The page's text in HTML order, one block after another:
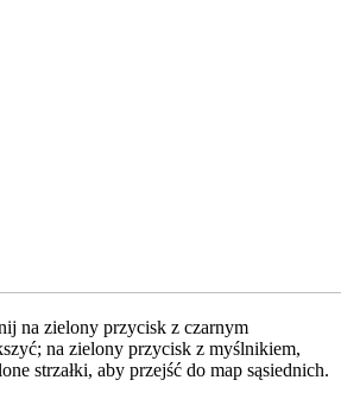
na zielony przycisk z czarnym
na zielony przycisk z myślnikiem,
strzałki, aby przejść do map sąsiednich.